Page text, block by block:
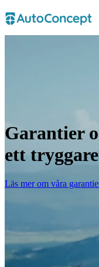
Garantier
ett
Läs mer om våra